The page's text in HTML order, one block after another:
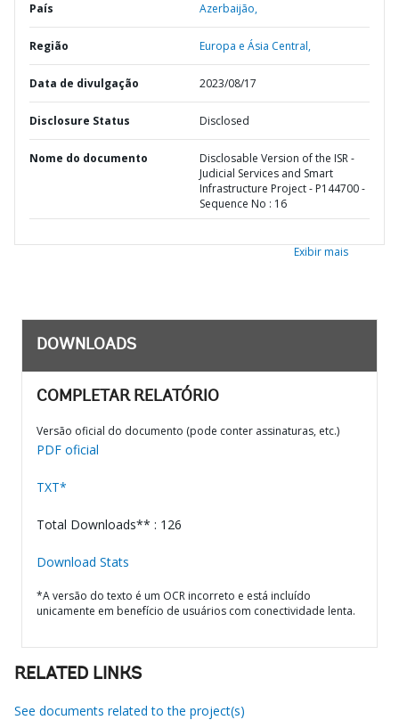
País Azerbaijão,
Região Europa e Ásia Central,
Data de divulgação 2023/08/17
Disclosure Status Disclosed
Nome do documento
Disclosable Version of the ISR -
Judicial Services and Smart
Infrastructure Project - P144700 -
Sequence No : 16
Exibir mais
DOWNLOADS
COMPLETAR RELATÓRIO
Versão oficial do documento (pode conter assinaturas, etc.)
PDF oficial
TXT*
Total Downloads** : 126
Download Stats
*A versão do texto é um OCR incorreto e está incluído
unicamente em benefício de usuários com conectividade lenta.
RELATED LINKS
See documents related to the project(s)